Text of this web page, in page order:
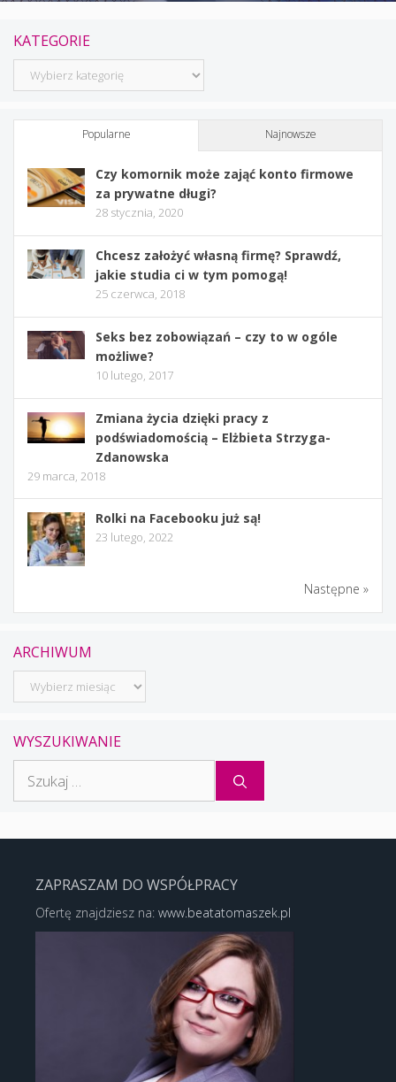
KATEGORIE
Kategorie
Popularne Najnowsze
Czy komornik może zająć konto firmowe
za prywatne długi?
28 stycznia, 2020
Chcesz założyć własną firmę? Sprawdź,
jakie studia ci w tym pomogą!
25 czerwca, 2018
Seks bez zobowiązań – czy to w ogóle
możliwe?
10 lutego, 2017
Zmiana życia dzięki pracy z
podświadomością – Elżbieta Strzyga-
Zdanowska
29 marca, 2018
Rolki na Facebooku już są!
23 lutego, 2022
Następne »
ARCHIWUM
Archiwum
WYSZUKIWANIE
ZAPRASZAM DO WSPÓŁPRACY
Ofertę znajdziesz na: www.beatatomaszek.pl